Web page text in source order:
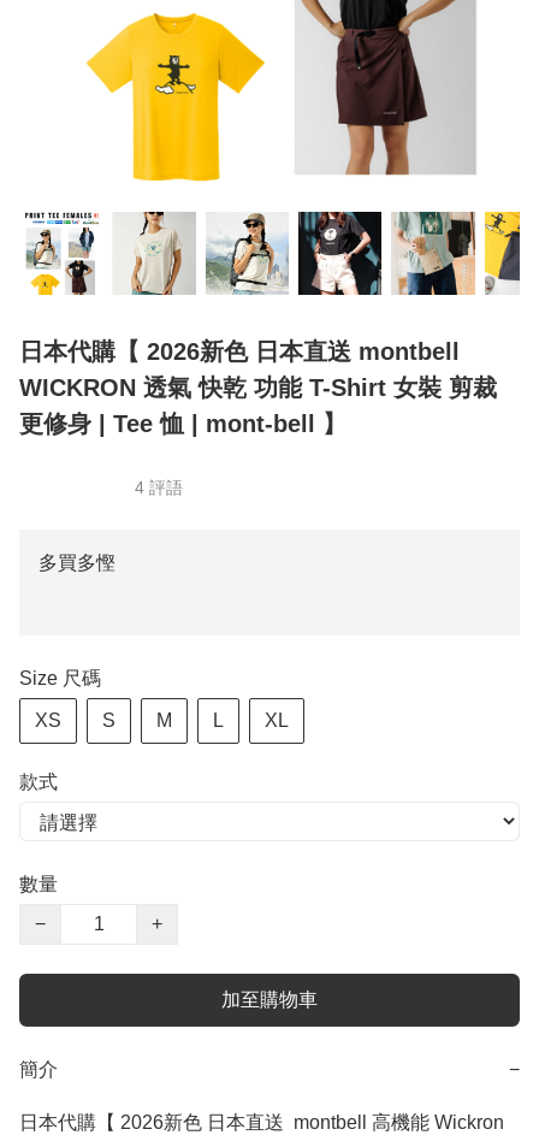
日本代購【 2026新色 日本直送 montbell
WICKRON 透氣 快乾 功能 T-Shirt 女裝 剪裁
更修身 | Tee 恤 | mont-bell 】
4 評語
多買多慳
Size 尺碼
XS S M L XL
款式
數量
−
+
加至購物車
簡介 −
日本代購【 2026新色 日本直送  montbell 高機能 Wickron